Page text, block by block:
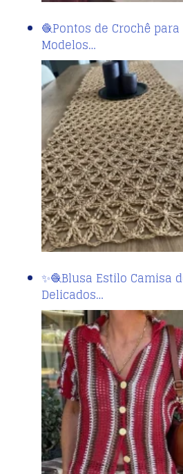
🧶Pontos de Crochê
Modelos…
✨🧶Blusa Estilo Camisa
Delicados…